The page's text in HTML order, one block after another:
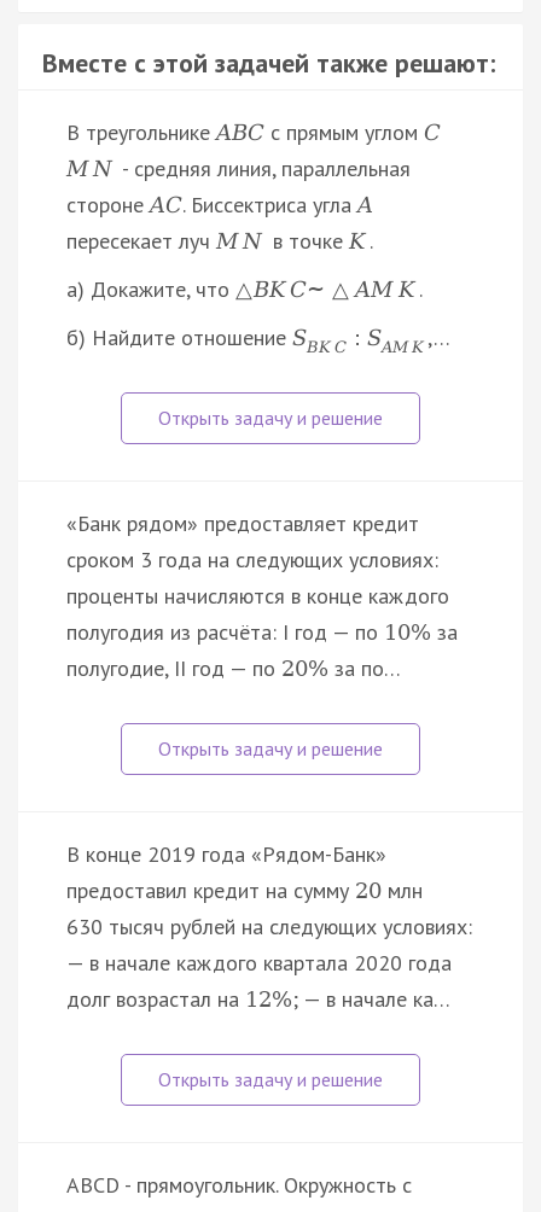
Вместе с этой задачей также решают:
В треугольникеABC с прямым углом C
M N - средняя линия, параллельная
сторонеAC. Биссектриса углаA
пересекает лучM N в точкеK .
а) Докажите, что △BK C~ △ AM K .
б) Найдите отношение SBK C : SAMK ,…
«Банк рядом» предоставляет кредит
сроком 3 года на следующих условиях:
проценты начисляются в конце каждого
полугодия из расчёта: I год — по 10% за
полугодие, II год — по 20% за по…
В конце 2019 года «Рядом-Банк»
предоставил кредит на сумму 20 млн
630 тысяч рублей на следующих условиях:
— в начале каждого квартала 2020 года
долг возрастал на 12%; — в начале ка…
ABCD - прямоугольник. Окружность с